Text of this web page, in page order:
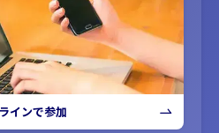
インで参加